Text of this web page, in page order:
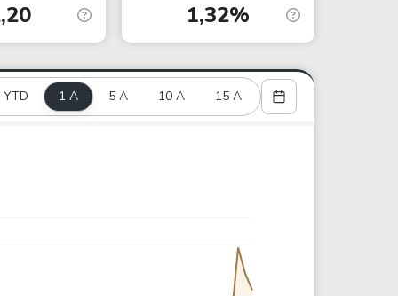
Ideias
Agenda de Dividendos
Radar do Dividendo Inteligente
1,32%
YTD 1 A 5 A 10 A 15 A